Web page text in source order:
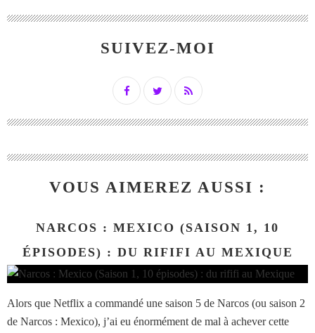
SUIVEZ-MOI
VOUS AIMEREZ AUSSI :
NARCOS : MEXICO (SAISON 1, 10
ÉPISODES) : DU RIFIFI AU MEXIQUE
Alors que Netflix a commandé une saison 5 de Narcos (ou saison 2
de Narcos : Mexico), j’ai eu énormément de mal à achever cette